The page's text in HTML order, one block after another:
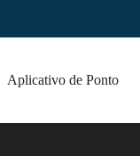
Aplicativo de Ponto